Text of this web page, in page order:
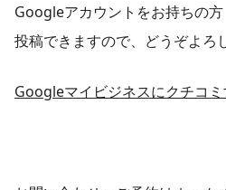
Googleアカウントをお持ちの
投稿できますので、どうぞよろ
Googleマイビジネスにクチコミ